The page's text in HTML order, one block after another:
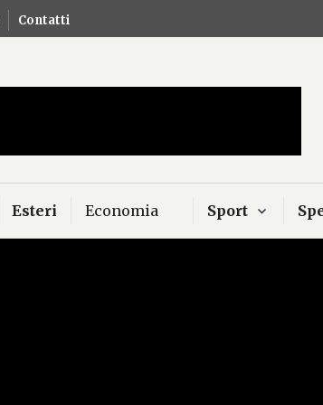
Contatti
news
Esteri Economia Sport